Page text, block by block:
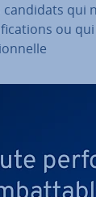
candidats qui
ou qui